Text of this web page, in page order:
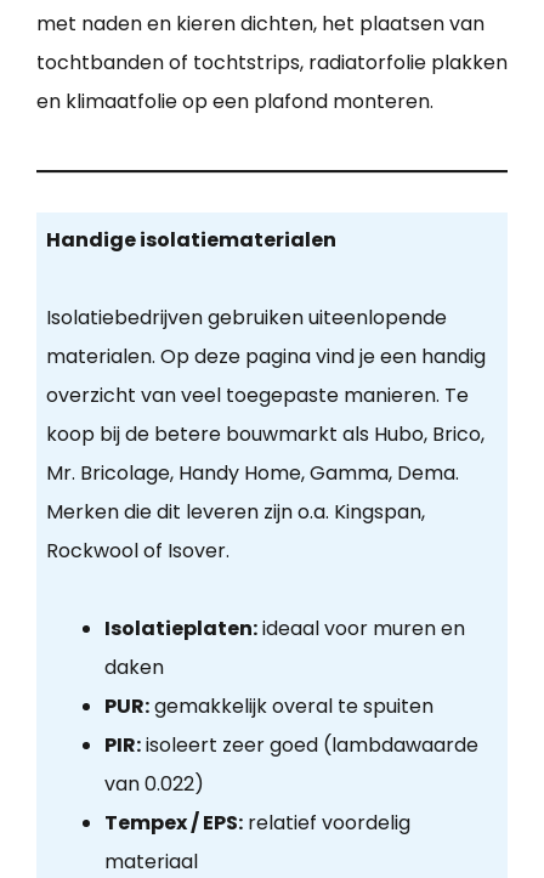
met naden en kieren dichten, het plaatsen van
tochtbanden of tochtstrips, radiatorfolie plakken
en klimaatfolie op een plafond monteren.
Handige isolatiematerialen
Isolatiebedrijven gebruiken uiteenlopende
materialen. Op deze pagina vind je een handig
overzicht van veel toegepaste manieren. Te
koop bij de betere bouwmarkt als Hubo, Brico,
Mr. Bricolage, Handy Home, Gamma, Dema.
Merken die dit leveren zijn o.a. Kingspan,
Rockwool of Isover.
Isolatieplaten:ideaal voor muren en
daken
PUR:gemakkelijk overal te spuiten
PIR:isoleert zeer goed (lambdawaarde
van 0.022)
Tempex / EPS:relatief voordelig
materiaal